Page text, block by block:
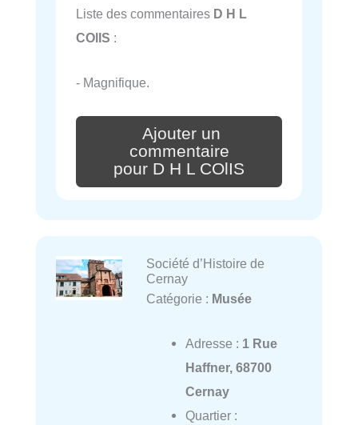
Liste des commentaires D H L
COlIS :
- Magnifique.
Ajouter un
commentaire
pour D H L COlIS
Société d’Histoire de
Cernay
Catégorie : Musée
Adresse : 1 Rue
Haffner, 68700
Cernay
Quartier :